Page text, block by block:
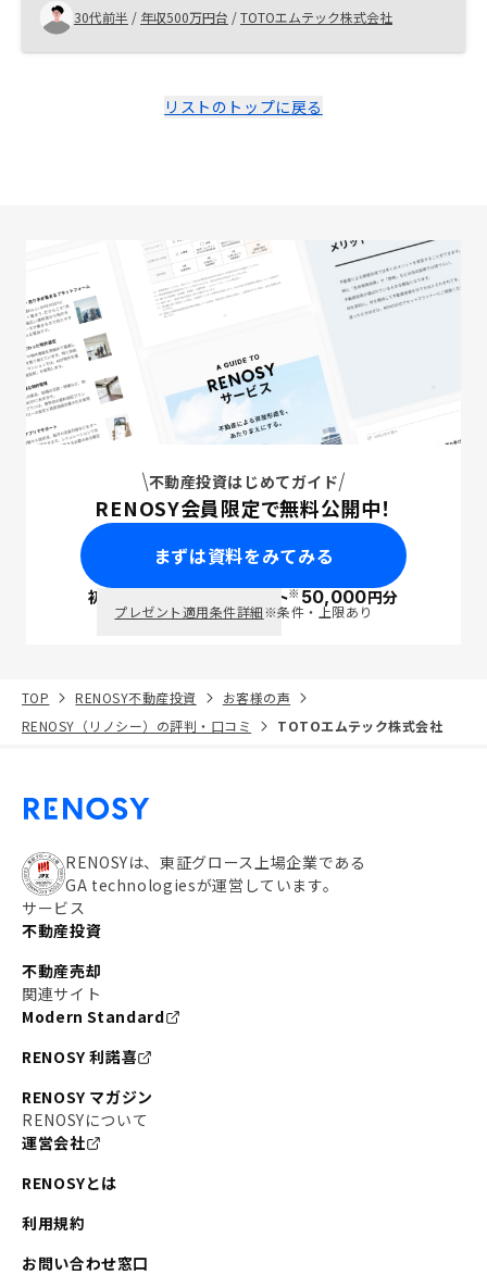
30代前半 / 年収500万円台 /TOTOエムテック株式会社
リストのトップに戻る
不動産投資はじめてガイド
RENOSY会員限定で無料公開中！
まずは資料をみてみる
初回面談で ポイント※50,000円分
プレゼント適用条件詳細※条件・上限あり
TOP RENOSY不動産投資
お客様の声
RENOSY（リノシー）の評判・口コミ
TOTOエムテック株式会社
RENOSYは、東証グロース上場企業である
GA technologiesが運営しています。
サービス
不動産投資
不動産売却
関連サイト
Modern Standard
RENOSY 利諾喜
RENOSY マガジン
RENOSYについて
運営会社
RENOSYとは
利用規約
お問い合わせ窓口